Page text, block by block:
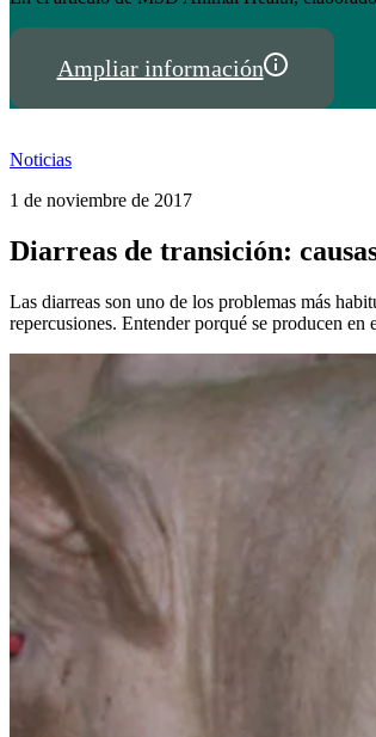
Ampliar información
Noticias
1 de noviembre de 2017
Diarreas de transición:
Las diarreas son uno de los problemas más
repercusiones. Entender porqué se producen en